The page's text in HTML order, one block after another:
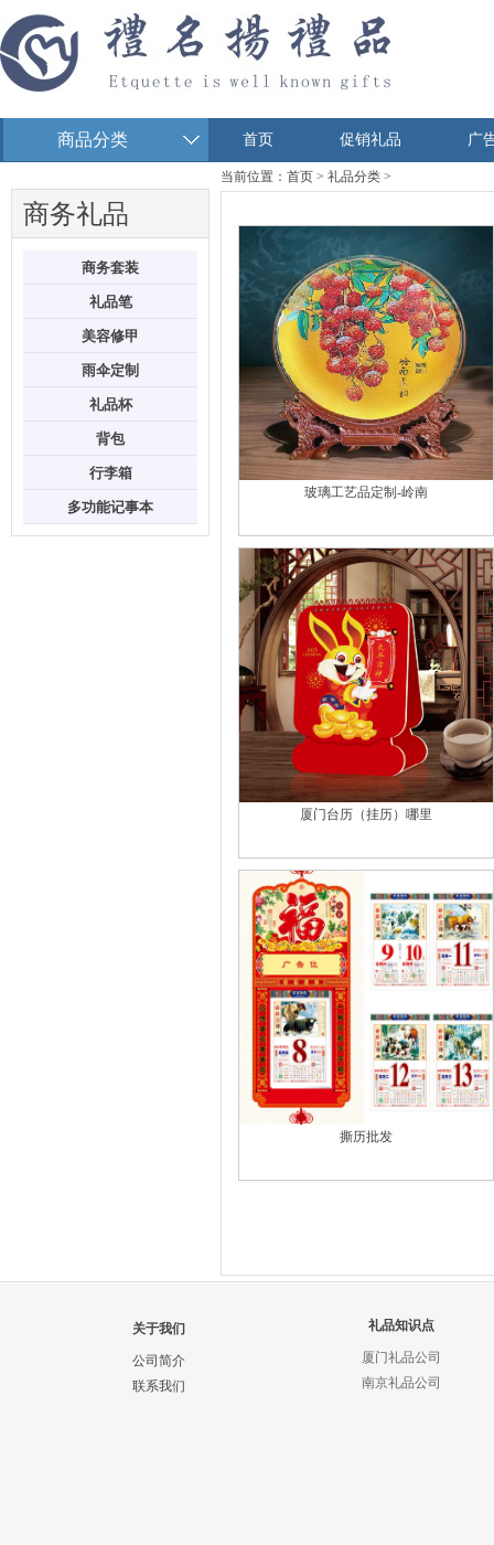
首页 促销礼品 广
商品分类
商务礼品
商务套装
礼品笔
美容修甲
雨伞定制
礼品杯
背包
行李箱
多功能记事本
当前位置： 首页 > 礼品分类 >
玻璃工艺品定制-岭南
厦门台历（挂历）哪里
撕历批发
关于我们
公司简介
联系我们
礼品知识点
厦门礼品公司
南京礼品公司